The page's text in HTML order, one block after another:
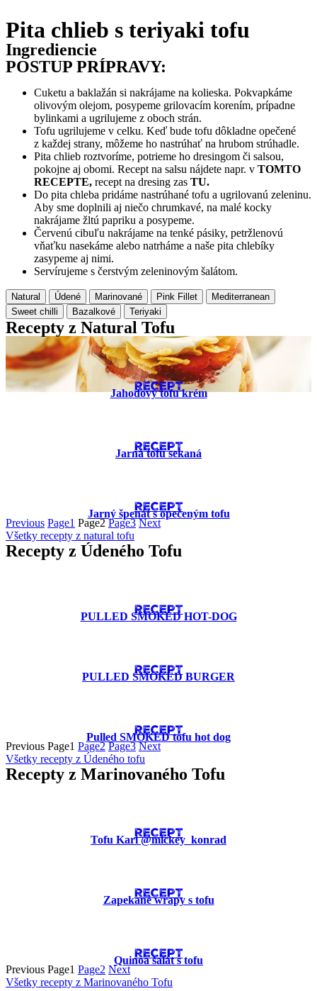
Pita chlieb s teriyaki tofu
Ingrediencie
POSTUP PRÍPRAVY:
Cuketu a baklažán si nakrájame na kolieska. Pokvapkáme
olivovým olejom, posypeme grilovacím korením, prípadne
bylinkami a ugrilujeme z oboch strán.
Tofu ugrilujeme v celku. Keď bude tofu dôkladne opečené
z každej strany, môžeme ho nastrúhať na hrubom strúhadle.
Pita chlieb roztvoríme, potrieme ho dresingom či salsou,
pokojne aj obomi. Recept na salsu nájdete napr. v TOMTO
RECEPTE, recept na dresing zas TU.
Do pita chleba pridáme nastrúhané tofu a ugrilovanú zeleninu.
Aby sme doplnili aj niečo chrumkavé, na malé kocky
nakrájame žltú papriku a posypeme.
Červenú cibuľu nakrájame na tenké pásiky, petržlenovú
vňaťku nasekáme alebo natrháme a naše pita chlebíky
zasypeme aj nimi.
Servírujeme s čerstvým zeleninovým šalátom.
Natural Údené Marinované Pink Fillet
Mediterranean
Sweet chilli
Bazalkové Teriyaki
Recepty z Natural Tofu
RECEPT
Jahodový tofu krém
RECEPT
Jarná tofu sekaná
RECEPT
Jarný špenát s opečeným tofu
Previous Page1 Page2 Page3 Next
Všetky recepty z natural tofu
Recepty z Údeného Tofu
RECEPT
PULLED SMOKED HOT-DOG
RECEPT
PULLED SMOKED BURGER
RECEPT
Pulled SMOKED tofu hot dog
Previous Page1 Page2 Page3 Next
Všetky recepty z Údeného tofu
Recepty z Marinovaného Tofu
RECEPT
Tofu Kari @mickey_konrad
RECEPT
Zapekané wrapy s tofu
RECEPT
Quinoa šalát s tofu
Previous Page1 Page2 Next
Všetky recepty z Marinovaného Tofu